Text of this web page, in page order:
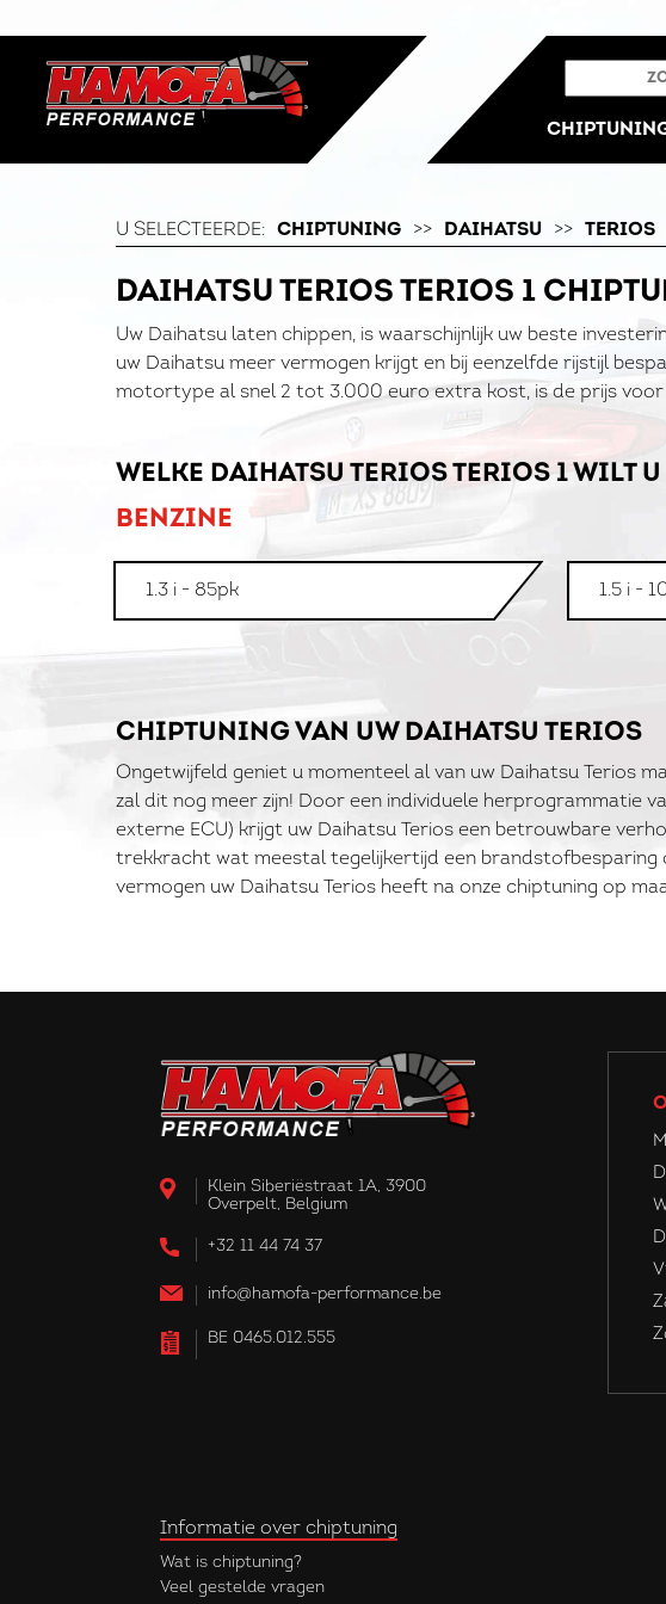
U SELECTEERDE: CHIPTUNING >> DAIHATSU >> TERIOS
DAIHATSU TERIOS TERIOS 1
Uw Daihatsu laten chippen, is waarschijnlijk uw beste
uw Daihatsu meer vermogen krijgt en bij eenzelfde rijstijl
motortype al snel 2 tot 3.000 euro extra kost, is de prijs
WELKE DAIHATSU TERIOS TERIOS 1 WILT
BENZINE
1.3 i - 85pk 1.5 i -
CHIPTUNING VAN UW DAIHATSU TERIOS
Ongetwijfeld geniet u momenteel al van uw Daihatsu Terios
zal dit nog meer zijn! Door een individuele herprogrammatie
externe ECU) krijgt uw Daihatsu Terios een betrouwbare
trekkracht wat meestal tegelijkertijd een brandstofbesparing
vermogen uw Daihatsu Terios heeft na onze chiptuning op
Klein Siberiëstraat 1A, 3900
Overpelt, Belgium
+32 11 44 74 37
info@hamofa-performance.be
BE 0465.012.555
Informatie over chiptuning
Wat is chiptuning?
Veel gestelde vragen